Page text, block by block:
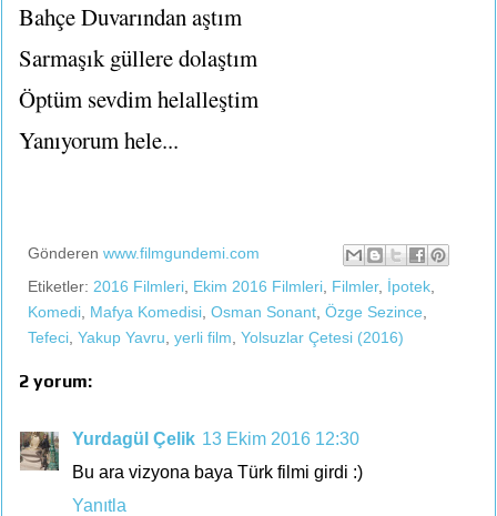
Bahçe Duvarından aştım
Sarmaşık güllere dolaştım
Öptüm sevdim helalleştim
Yanıyorum hele...
Gönderen www.filmgundemi.com
Etiketler: 2016 Filmleri Ekim 2016 Filmleri Filmler, İpotek
Komedi Mafya Komedisi Osman Sonant Özge Sezince
Tefeci Yakup Yavru yerli film Yolsuzlar Çetesi (2016)
2 yorum:
Yurdagül Çelik 13 Ekim 2016 12:30
Bu ara vizyona baya Türk filmi girdi :)
Yanıtla